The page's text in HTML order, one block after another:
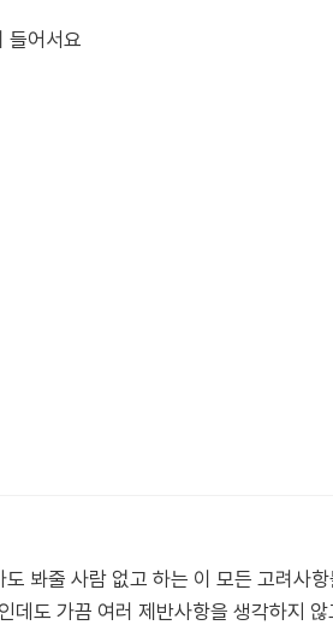
들어서요
봐줄 사람 없고 하는 이 모든 고려사
데도 가끔 여러 제반사항을 생각하지